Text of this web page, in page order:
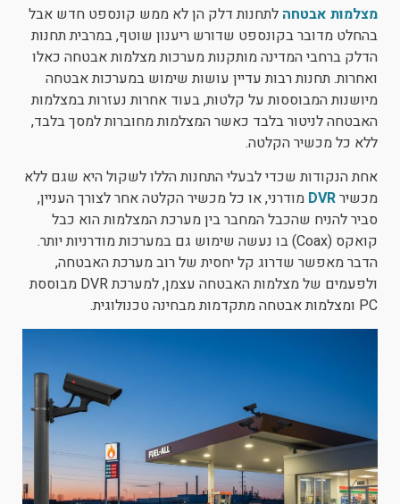
brightness_low ניגודיות כהה
format_underlined הוסף קו תחתון לקישורים
font_download סמן קישורים
לאפס את כל האפשרויות
cached
מצלמות אבטחה לתחנות דלק הן לא ממש קונספט חדש אבל
בהחלט מדובר בקונספט שדורש ריענון שוטף, במרבית תחנות
הדלק ברחבי המדינה מותקנות מערכות מצלמות אבטחה כאלו
ואחרות. תחנות רבות עדיין עושות שימוש במערכות אבטחה
מיושנות המבוססות על קלטות, בעוד אחרות נעזרות במצלמות
האבטחה לניטור בלבד כאשר המצלמות מחוברות למסך בלבד,
ללא כל מכשיר הקלטה.
אחת הנקודות שכדי לבעלי התחנות הללו לשקול היא שגם ללא
מכשירDVR מודרני, או כל מכשיר הקלטה אחר לצורך העניין,
סביר להניח שהכבל המחבר בין מערכת המצלמות הוא כבל
קואקס (Coax) בו נעשה שימוש גם במערכות מודרניות יותר.
הדבר מאפשר שדרוג קל יחסית של רוב מערכת האבטחה,
ולפעמים של מצלמות האבטחה עצמן, למערכת DVR מבוססת
PC ומצלמות אבטחה מתקדמות מבחינה טכנולוגית.